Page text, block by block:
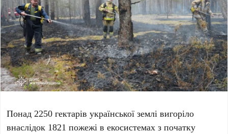
Понад2250 гектарів української землі вигоріло
внаслідок 1821 пожежі в екосистемахз початку